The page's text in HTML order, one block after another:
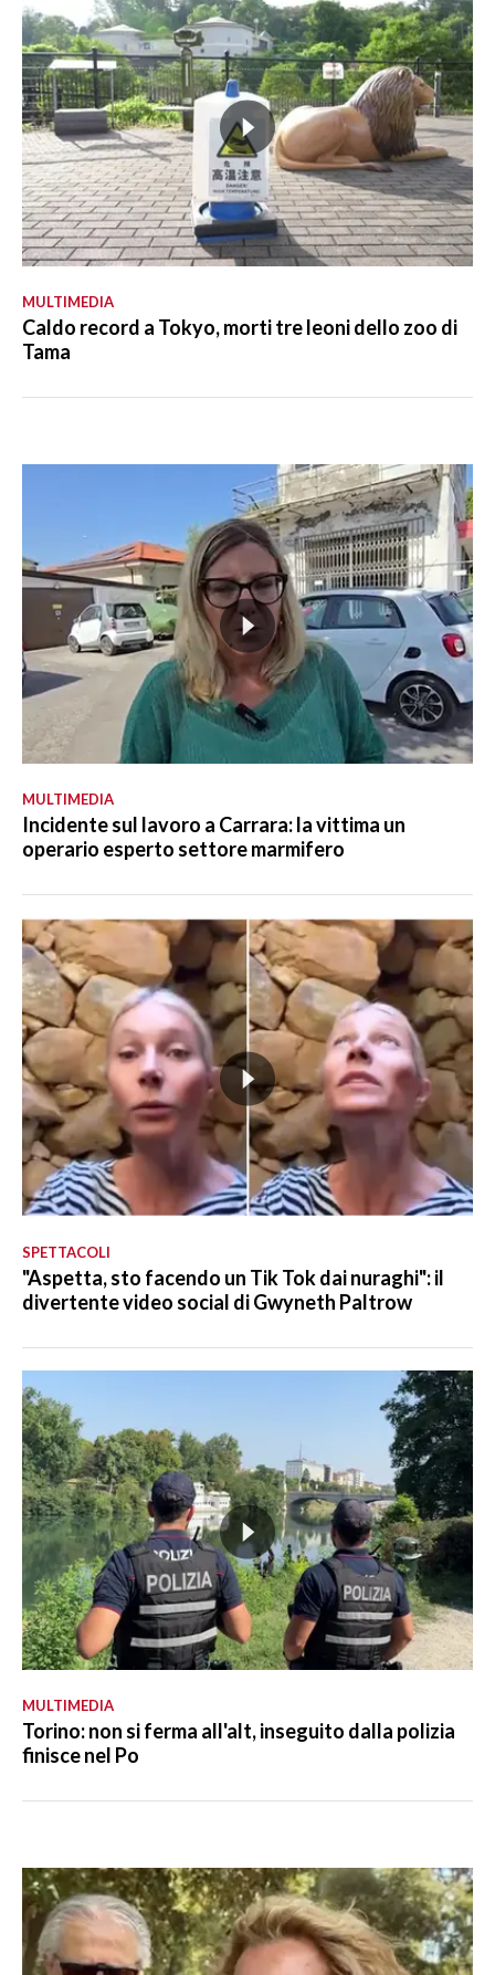
MULTIMEDIA
Caldo record a Tokyo, morti tre leoni dello zoo di
Tama
MULTIMEDIA
Incidente sul lavoro a Carrara: la vittima un
operario esperto settore marmifero
SPETTACOLI
"Aspetta, sto facendo un Tik Tok dai nuraghi": il
divertente video social di Gwyneth Paltrow
MULTIMEDIA
Torino: non si ferma all'alt, inseguito dalla polizia
finisce nel Po